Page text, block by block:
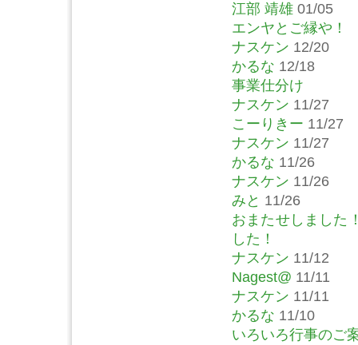
江部 靖雄 01/05
エンヤとご縁や！
ナスケン 12/20
かるな 12/18
事業仕分け
ナスケン 11/27
こーりきー 11/27
ナスケン 11/27
かるな 11/26
ナスケン 11/26
みと 11/26
おまたせしました
した！
ナスケン 11/12
Nagest@ 11/11
ナスケン 11/11
かるな 11/10
いろいろ行事のご